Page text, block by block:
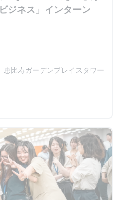
ジネス」インターン
比寿ガーデンプレイスタワー